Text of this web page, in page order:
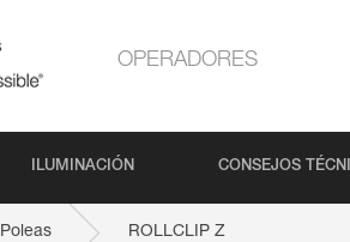
OPERADORES
ILUMINACIÓN CONSEJOS
Poleas ROLLCLIP Z